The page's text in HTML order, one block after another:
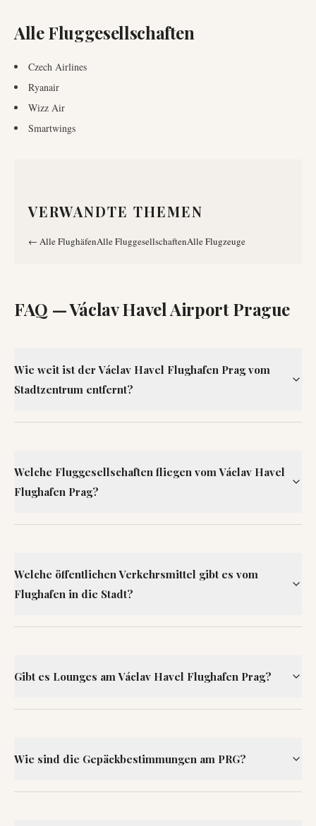
Alle Fluggesellschaften
Czech Airlines
Ryanair
Wizz Air
Smartwings
VERWANDTE THEMEN
← Alle FlughäfenAlle FluggesellschaftenAlle Flugzeuge
FAQ —Václav Havel Airport Prague
Wie weit ist der Václav Havel Flughafen Prag vom
Stadtzentrum entfernt?
Welche Fluggesellschaften fliegen vom Václav Havel
Flughafen Prag?
Welche öffentlichen Verkehrsmittel gibt es vom
Flughafen in die Stadt?
Gibt es Lounges am Václav Havel Flughafen Prag?
Wie sind die Gepäckbestimmungen am PRG?